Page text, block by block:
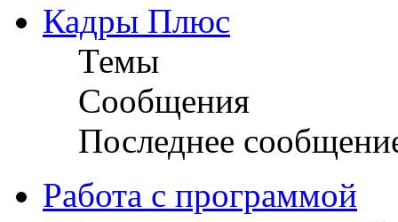
Кадры Плюс
Темы
Сообщения
Последнее
Работа с программой